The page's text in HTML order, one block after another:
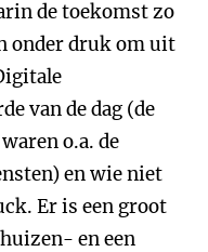
de toekomst zo
onder druk om uit
van de dag (de
o.a. de
en wie niet
Er is een groot
en een